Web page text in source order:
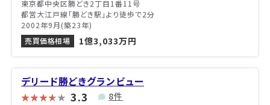
東京都中央区勝どき2丁目1番11号
都営大江戸線「勝どき駅」より徒歩で2分
2002年9月(築23年)
売買価格相場
1億3,033万円
デリード勝どきグランビュー
3.3 8件